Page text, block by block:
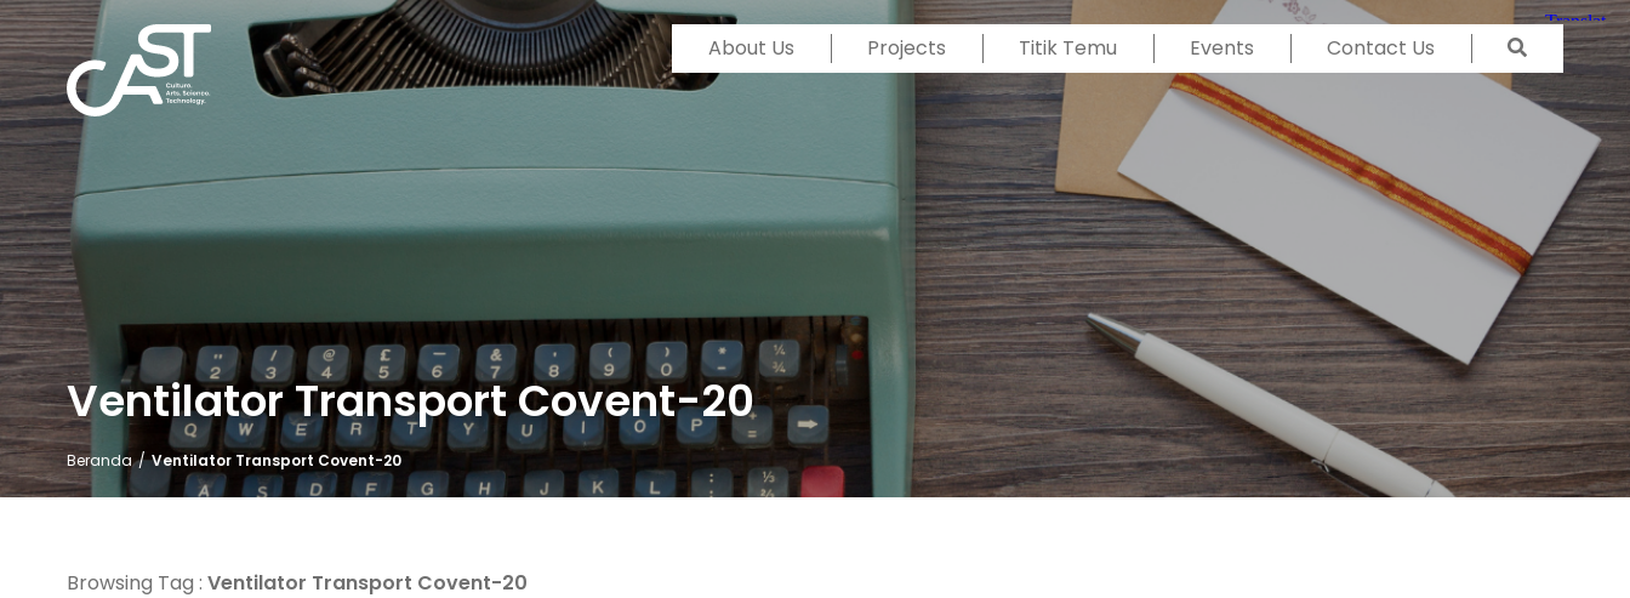
About Us Projects Titik Temu Events Contact Us
Ventilator Transport Covent-20
Beranda / Ventilator Transport Covent-20
Browsing Tag : Ventilator Transport Covent-20